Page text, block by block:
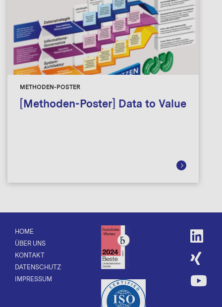
METHODEN-POSTER
[Methoden-Poster] Data to Value
HOME
ÜBER UNS
KONTAKT
DATENSCHUTZ
IMPRESSUM